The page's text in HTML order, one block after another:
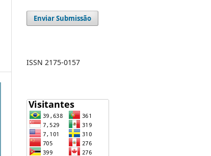
Enviar Submissão
ISSN 2175-0157